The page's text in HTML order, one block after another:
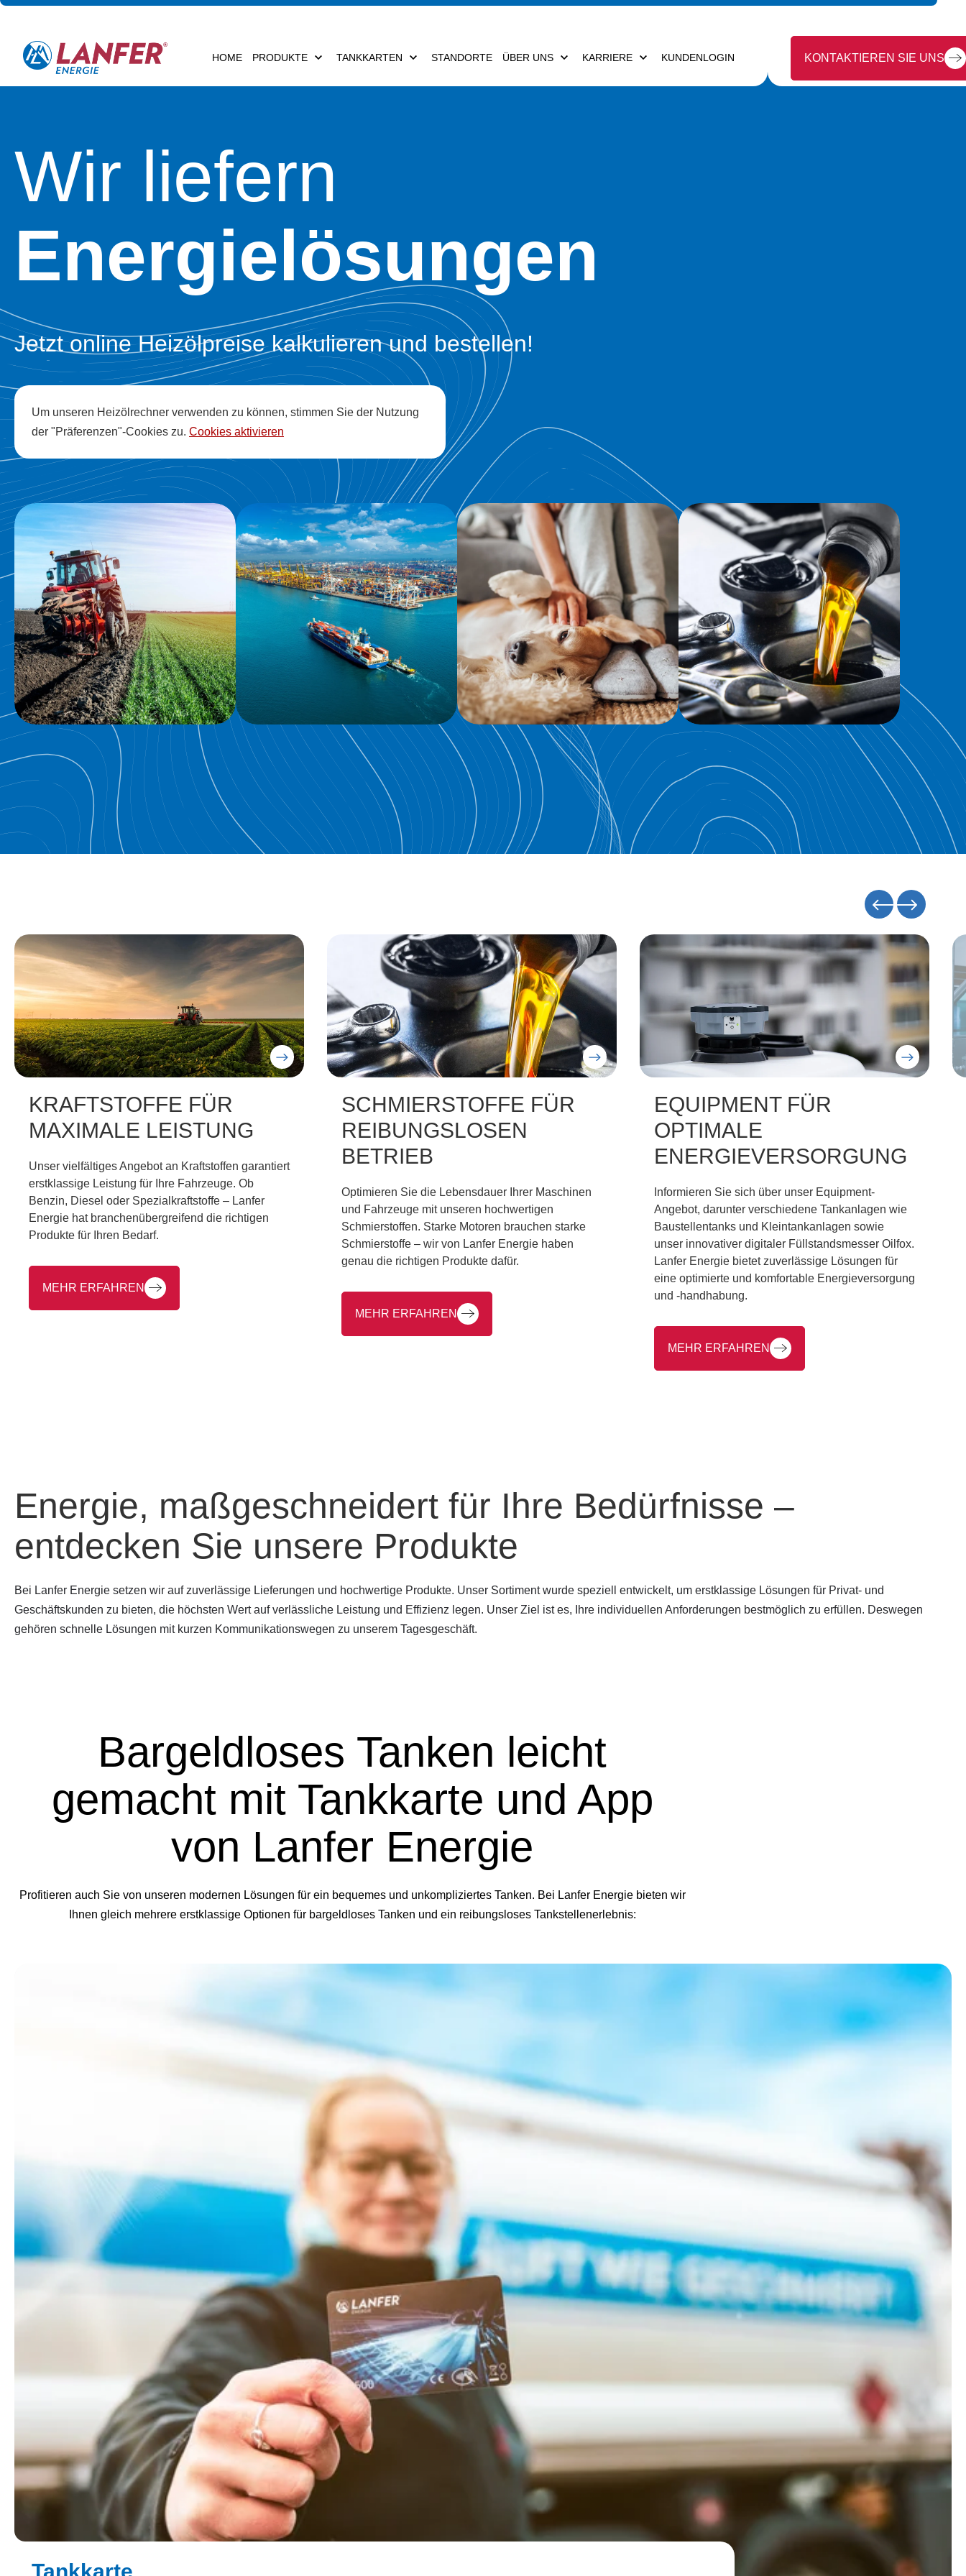
HOME PRODUKTE TANKKARTEN STANDORTE ÜBER UNS KARRIERE KUNDENLOGIN KONTAKTIEREN SIE UNS
Wir liefern
Energie­lösungen
Jetzt online Heizölpreise kalkulieren und bestellen!
Um unseren Heizölrechner verwenden zu können, stimmen Sie der Nutzung
der "Präferenzen"-Cookies zu. Cookies aktivieren
SCHMIERSTOFFE FÜR
REIBUNGSLOSEN
BETRIEB
Optimieren Sie die Lebensdauer Ihrer Maschinen
und Fahrzeuge mit unseren hochwertigen
Schmierstoffen. Starke Motoren brauchen starke
MEHR ERFAHREN
EQUIPMENT FÜR
OPTIMALE
ENERGIEVERSORGUNG
Informieren Sie sich über unser Equipment-
Angebot, darunter verschiedene Tankanlagen wie
Baustellentanks und Kleintankanlagen sowie
unser innovativer digitaler Füllstandsmesser Oilfox.
Lanfer Energie bietet zuverlässige Lösungen für
und -handhabung.
BETRIEBSSTOFFE FÜR
BRANCHENSPEZIFISCHE
BEDÜRFNISSE
Unsere Betriebsstoffe sind speziell auf Ihre
Anforderungen zugeschnitten. Zuverlässige
Qualität und maßgeschneiderte Lösungen stehen
bei Lanfer Energie im Mittelpunkt. Ob
Reinigungsmittel, Ölbindemittel oder
Frostschutzmittel: Unser Ziel ist es, Ihre
Betriebsabläufe zu optimieren.
MEHR ERFAHREN
Energie, maß­ge­schneidert für Ihre Bedürfnisse –
entdecken Sie unsere Produkte
Bei Lanfer Energie setzen wir auf zuverlässige Lieferungen und hochwertige Produkte. Unser Sortiment wurde speziell entwickelt, um erstklassige Lösungen für Privat- und
Geschäftskunden zu bieten, die höchsten Wert auf verlässliche Leistung und Effizienz legen. Unser Ziel ist es, Ihre individuellen Anforderungen bestmöglich zu erfüllen. Deswegen
gehören schnelle Lösungen mit kurzen Kommunikationswegen zu unserem Tagesgeschäft.
Bargeldloses Tanken leicht
gemacht mit Tankkarte und App
von Lanfer Energie
Profitieren auch Sie von unseren modernen Lösungen für ein bequemes und unkompliziertes Tanken. Bei Lanfer Energie bieten wir
Ihnen gleich mehrere erstklassige Optionen für bargeldloses Tanken und ein reibungsloses Tankstellenerlebnis: